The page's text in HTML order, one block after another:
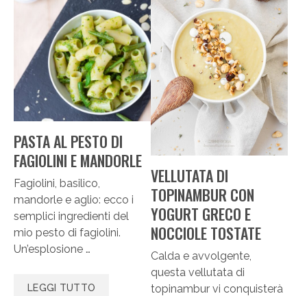
PASTA AL PESTO DI
FAGIOLINI E MANDORLE
Fagiolini, basilico,
mandorle e aglio: ecco i
semplici ingredienti del
mio pesto di fagiolini.
Un’esplosione …
LEGGI TUTTO
VELLUTATA DI
TOPINAMBUR CON
YOGURT GRECO E
NOCCIOLE TOSTATE
Calda e avvolgente,
questa vellutata di
topinambur vi conquisterà